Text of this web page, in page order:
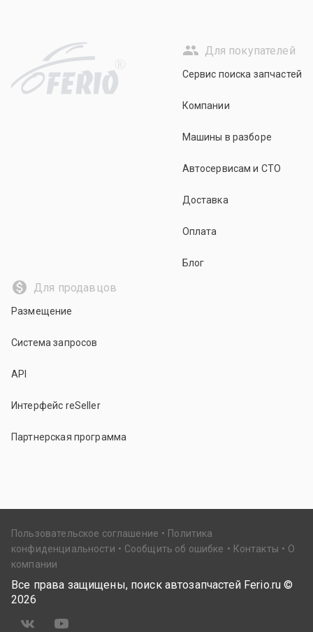
R
Для покупателей
Сервис поиска запчастей
Компании
Машины в разборе
Автосервисам и СТО
Доставка
Оплата
Блог
Для продавцов
Размещение
Система запросов
API
Интерфейс reSeller
Партнерская программа
Пользовательское соглашение
Политика
конфиденциальности
Сообщить об ошибке Контакты
О
компании
Все права защищены, поиск автозапчастей Ferio.ru ©
2026